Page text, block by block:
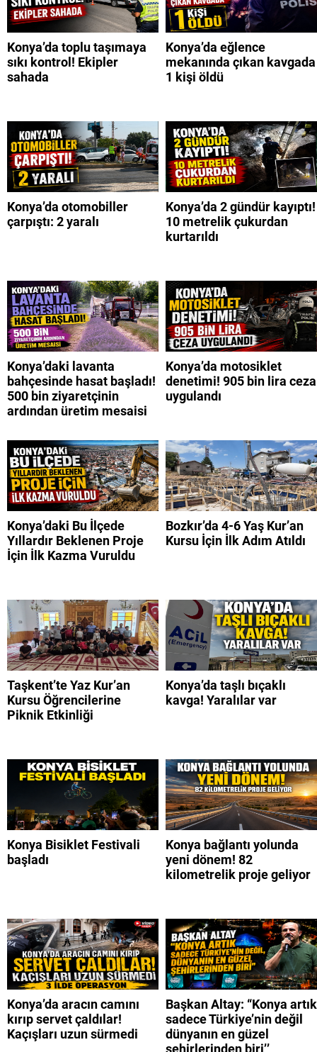
Konya’da toplu taşımaya
sıkı kontrol! Ekipler
sahada
Konya’da eğlence
mekanında çıkan kavgada
1 kişi öldü
Konya’da otomobiller
çarpıştı: 2 yaralı
Konya’da 2 gündür kayıptı!
10 metrelik çukurdan
kurtarıldı
Konya’daki lavanta
bahçesinde hasat başladı!
500 bin ziyaretçinin
ardından üretim mesaisi
Konya’da motosiklet
denetimi! 905 bin lira ceza
uygulandı
Konya’daki Bu İlçede
Yıllardır Beklenen Proje
İçin İlk Kazma Vuruldu
Bozkır’da 4-6 Yaş Kur’an
Kursu İçin İlk Adım Atıldı
Taşkent’te Yaz Kur’an
Kursu Öğrencilerine
Piknik Etkinliği
Konya’da taşlı bıçaklı
kavga! Yaralılar var
Konya Bisiklet Festivali
başladı
Konya bağlantı yolunda
yeni dönem! 82
kilometrelik proje geliyor
Konya’da aracın camını
kırıp servet çaldılar!
Kaçışları uzun sürmedi
Başkan Altay: “Konya artık
sadece Türkiye’nin değil
dünyanın en güzel
şehirlerinden biri’’